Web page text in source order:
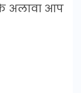
अलावा आप